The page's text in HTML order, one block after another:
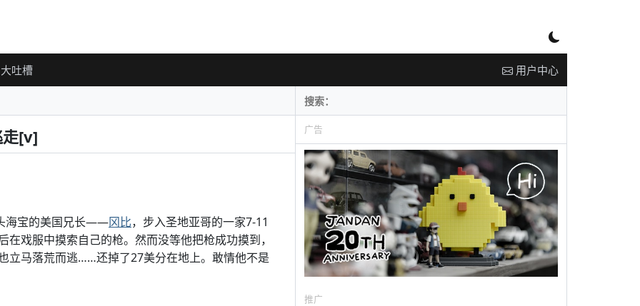
大吐槽 用户中心
走[v]
海宝的美国兄长——冈比，步入圣地亚哥的一家7-11
戏服中摸索自己的枪。然而没等他把枪成功摸到，
立马落荒而逃……还掉了27美分在地上。敢情他不是
广告
推广